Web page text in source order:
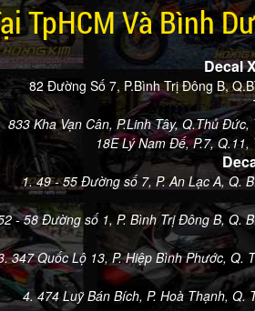
TpHCM Và Bình
Decal
82 Đường Số 7, P.Bình Trị Đông B,
833 Kha Vạn Cân, P.Linh Tây, Q.Thủ Đức,
18E Lý Nam Đế, P.7, Q.11,
1. 49 - 55 Đường số 7, P. An Lạc A, Q.
- 58 Đường số 1, P. Bình Trị Đông B, Q.
347 Quốc Lộ 13, P. Hiệp Bình Phước, Q.
4. 474 Luỹ Bán Bích, P. Hoà Thạnh, Q.